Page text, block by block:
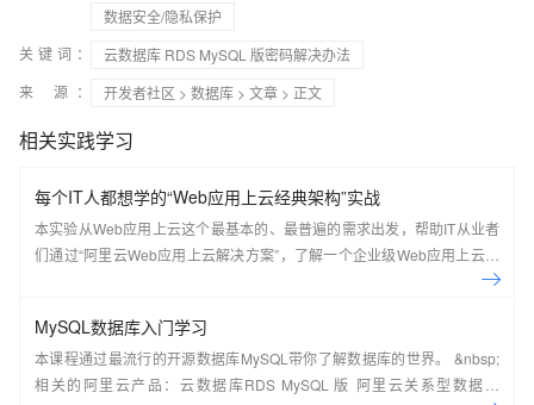
数据安全/隐私保护
关键词：
云数据库 RDS MySQL 版密码解决办法
来 源：
开发者社区 > 数据库 > 文章 > 正文
相关实践学习
每个IT人都想学的“Web应用上云经典架构”实战
本实验从Web应用上云这个最基本的、最普遍的需求出发，帮助IT从业者
们通过“阿里云Web应用上云解决方案”，了解一个企业级Web应用上云的
MySQL数据库入门学习
本课程通过最流行的开源数据库MySQL带你了解数据库的世界。 &nbsp;
相关的阿里云产品：云数据库RDS MySQL 版 阿里云关系型数据库